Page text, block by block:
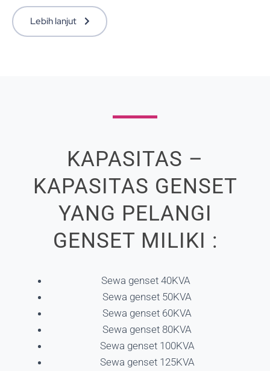
Lebih lanjut
KAPASITAS –
KAPASITAS GENSET
YANG PELANGI
GENSET MILIKI :
Sewa genset 40KVA
Sewa genset 50KVA
Sewa genset 60KVA
Sewa genset 80KVA
Sewa genset 100KVA
Sewa genset 125KVA